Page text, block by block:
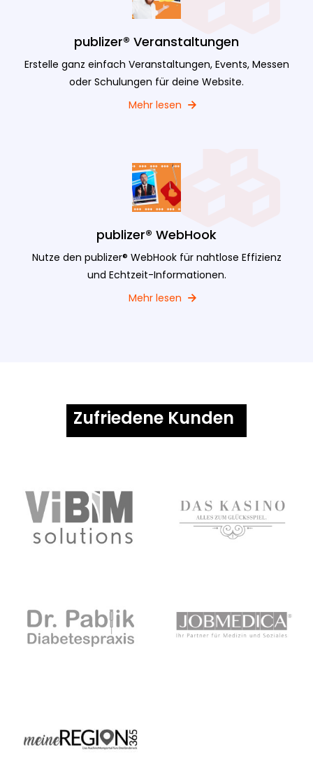
publizer® Veranstaltungen
Erstelle ganz einfach Veranstaltungen, Events, Messen
oder Schulungen für deine Website.
Mehr lesen
publizer® WebHook
Nutze den publizer® WebHook für nahtlose Effizienz
und Echtzeit-Informationen.
Mehr lesen
Zufriedene Kunden